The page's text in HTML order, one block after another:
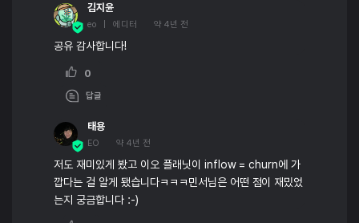
김지윤
eo | 에디터 약 4년 전
공유 감사합니다!
0
답글
태용
EO 약 4년 전
저도 재미있게 봤고 이오 플래닛이 inflow = churn에 가
깝다는 걸 알게 됐습니다ㅋㅋㅋ민서님은 어떤 점이 재밌었
는지 궁금합니다 :-)